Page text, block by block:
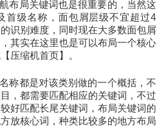
布局关键词也是很重要的，当然这
首级名称，面包屑层级不宜超过4
识别难度，同时现在大多数面包屑
其实在这里也是可以布局一个核心
压缩机首页】。
称都是对该类别做的一个概括，不
，都需要匹配相应的关键词，不过
好匹配长尾关键词，布局关键词的
放核心词，种类比较多的地方布局